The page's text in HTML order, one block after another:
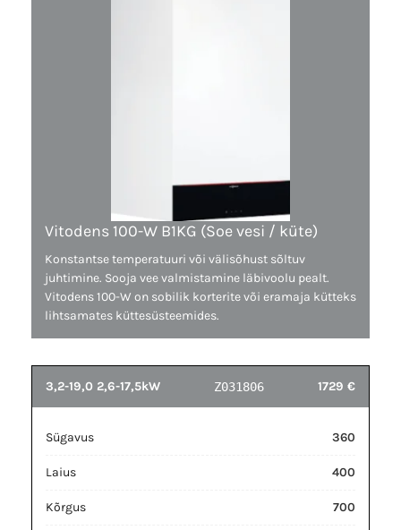
Vitodens 100-W B1KG (Soe vesi / küte)
Konstantse temperatuuri või välisõhust sõltuv
juhtimine. Sooja vee valmistamine läbivoolu pealt.
Vitodens 100-W on sobilik korterite või eramaja kütteks
lihtsamates küttesüsteemides.
3,2-19,0 2,6-17,5kW Z031806 1729 €
Sügavus 360
Laius 400
Kõrgus 700